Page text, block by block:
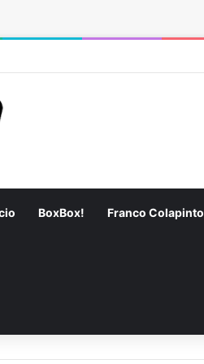
BoxBox! Franco Colapinto